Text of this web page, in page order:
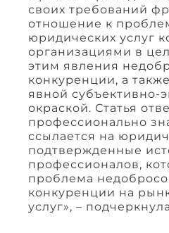
своих требований
отношение к
юридических услуг
организациями в
этим явления
конкуренции, а
явной субъективно-
окраской. Статья
профессионально
ссылается на
подтвержденные
профессионалов,
проблема
конкуренции на
услуг», –